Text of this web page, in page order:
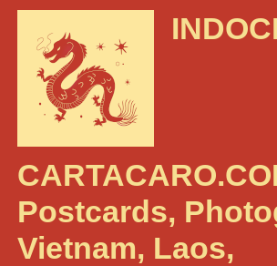
Postcards,
Vietnam, Laos,